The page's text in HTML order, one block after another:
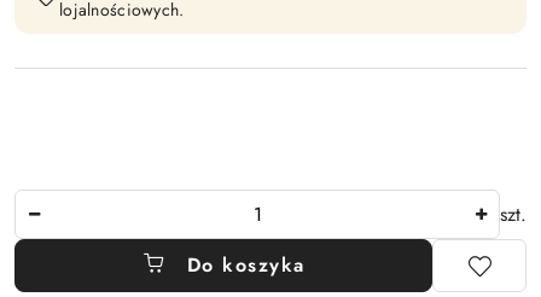
lojalnościowych.
szt.
Do koszyka